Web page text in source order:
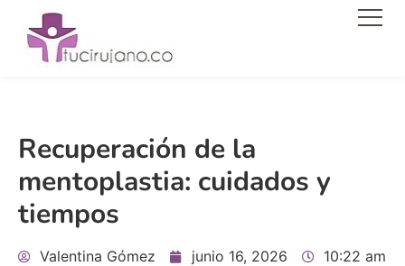
Recuperación de la
mentoplastia: cuidados y
tiempos
Valentina Gómez junio 16, 2026
10:22 am